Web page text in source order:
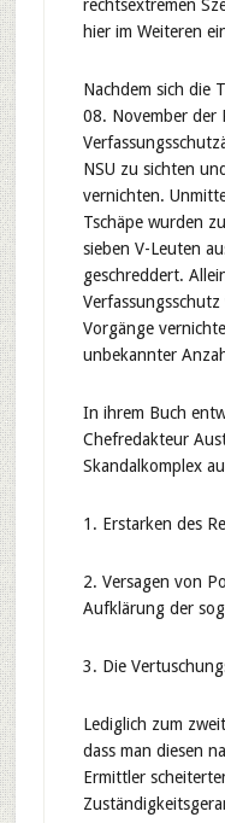
rechtsextremen
hier im Weiteren
Nachdem sich die
08. November der
NSU zu sichten
vernichten.
Tschäpe wurden
sieben V-Leuten
geschreddert.
Vorgänge
unbekannter
In ihrem Buch
Chefredakteur
Skandalkomplex
1. Erstarken des
2. Versagen von
Aufklärung der
3. Die
Lediglich zum
dass man diesen
Ermittler